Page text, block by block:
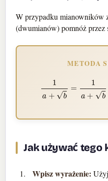
W przypadku mianowników
(dwumianów) pomnóż przez
METODA
+
Jak używać tego
Wpisz wyrażenie: Użyj